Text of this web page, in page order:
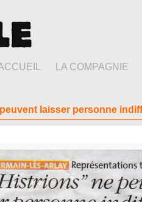
LA COMPAGNIE
laisser personne